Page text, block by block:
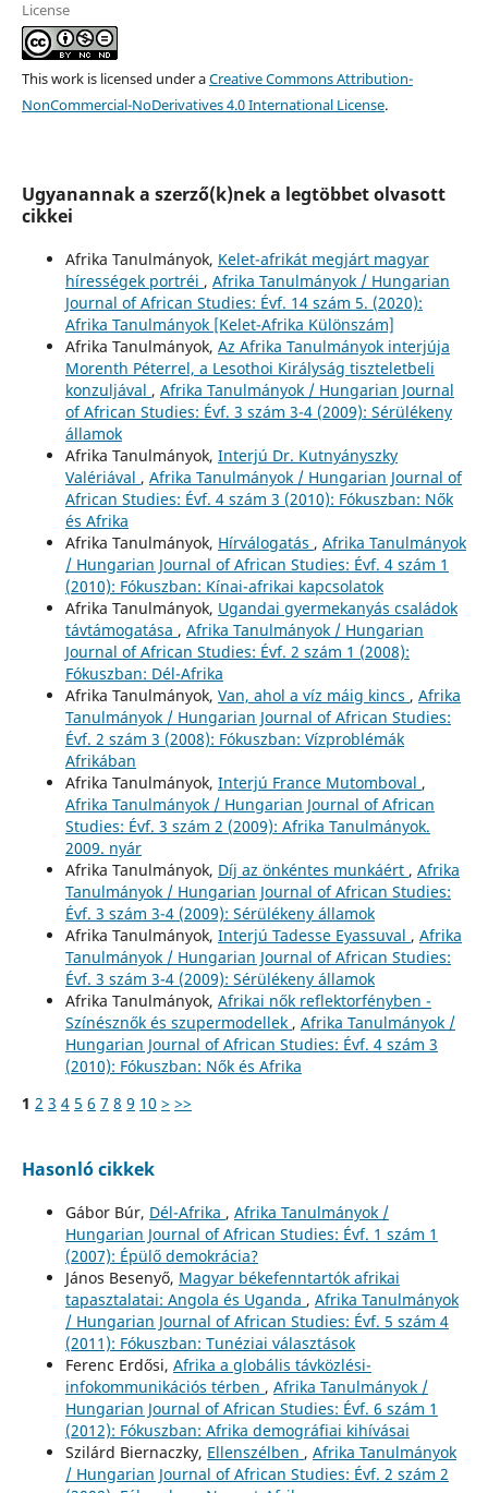
License
This work is licensed under aCreative Commons Attribution-
NonCommercial-NoDerivatives 4.0 International License.
Ugyanannak a szerző(k)nek a legtöbbet olvasott
cikkei
Afrika Tanulmányok, Kelet-afrikát megjárt magyar
hírességek portréi , Afrika Tanulmányok / Hungarian
Journal of African Studies: Évf. 14 szám 5. (2020):
Afrika Tanulmányok [Kelet-Afrika Különszám]
Afrika Tanulmányok, Az Afrika Tanulmányok interjúja
Morenth Péterrel, a Lesothoi Királyság tiszteletbeli
konzuljával , Afrika Tanulmányok / Hungarian Journal
of African Studies: Évf. 3 szám 3-4 (2009): Sérülékeny
államok
Afrika Tanulmányok, Interjú Dr. Kutnyányszky
Valériával , Afrika Tanulmányok / Hungarian Journal of
African Studies: Évf. 4 szám 3 (2010): Fókuszban: Nők
és Afrika
Afrika Tanulmányok, Hírválogatás , Afrika Tanulmányok
/ Hungarian Journal of African Studies: Évf. 4 szám 1
(2010): Fókuszban: Kínai-afrikai kapcsolatok
Afrika Tanulmányok, Ugandai gyermekanyás családok
távtámogatása , Afrika Tanulmányok / Hungarian
Journal of African Studies: Évf. 2 szám 1 (2008):
Fókuszban: Dél-Afrika
Afrika Tanulmányok, Van, ahol a víz máig kincs , Afrika
Tanulmányok / Hungarian Journal of African Studies:
Évf. 2 szám 3 (2008): Fókuszban: Vízproblémák
Afrikában
Afrika Tanulmányok, Interjú France Mutomboval ,
Afrika Tanulmányok / Hungarian Journal of African
Studies: Évf. 3 szám 2 (2009): Afrika Tanulmányok.
2009. nyár
Afrika Tanulmányok, Díj az önkéntes munkáért , Afrika
Tanulmányok / Hungarian Journal of African Studies:
Évf. 3 szám 3-4 (2009): Sérülékeny államok
Afrika Tanulmányok, Interjú Tadesse Eyassuval , Afrika
Tanulmányok / Hungarian Journal of African Studies:
Évf. 3 szám 3-4 (2009): Sérülékeny államok
Afrika Tanulmányok, Afrikai nők reflektorfényben -
Színésznők és szupermodellek , Afrika Tanulmányok /
Hungarian Journal of African Studies: Évf. 4 szám 3
(2010): Fókuszban: Nők és Afrika
1 2 3 4 5 6 7 8 9 10 > >>
Hasonló cikkek
Gábor Búr, Dél-Afrika , Afrika Tanulmányok /
Hungarian Journal of African Studies: Évf. 1 szám 1
(2007): Épülő demokrácia?
János Besenyő, Magyar békefenntartók afrikai
tapasztalatai: Angola és Uganda , Afrika Tanulmányok
/ Hungarian Journal of African Studies: Évf. 5 szám 4
(2011): Fókuszban: Tunéziai választások
Ferenc Erdősi, Afrika a globális távközlési-
infokommunikációs térben , Afrika Tanulmányok /
Hungarian Journal of African Studies: Évf. 6 szám 1
(2012): Fókuszban: Afrika demográfiai kihívásai
Szilárd Biernaczky, Ellenszélben , Afrika Tanulmányok
/ Hungarian Journal of African Studies: Évf. 2 szám 2